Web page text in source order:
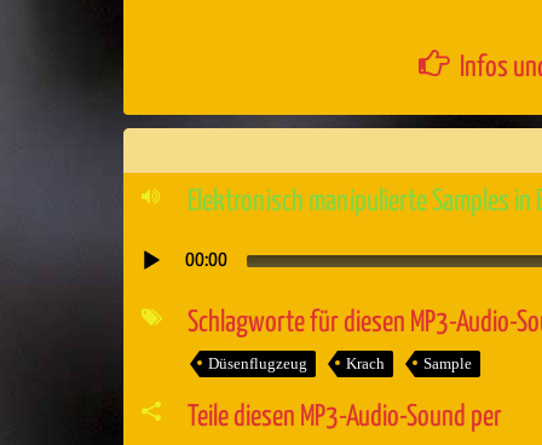
Infos
Elektronisch manipulierte Samples in
Audio-
Player
00:00
Schlagworte für diesen MP3-Audio-
Düsenflugzeug Krach Sample
Teile diesen MP3-Audio-Sound per